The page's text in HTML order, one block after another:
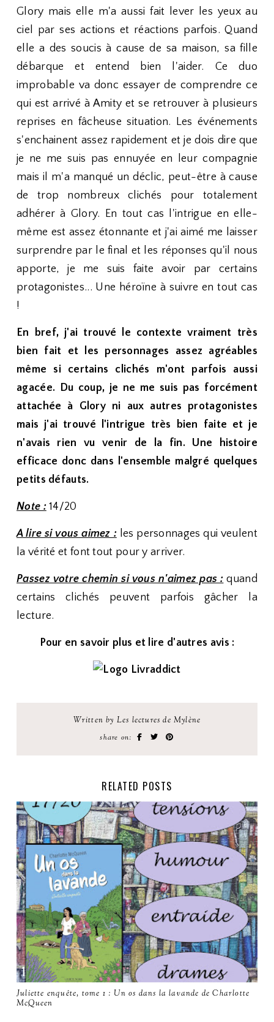
Glory mais elle m'a aussi fait lever les yeux au
ciel par ses actions et réactions parfois. Quand
elle a des soucis à cause de sa maison, sa fille
débarque et entend bien l'aider. Ce duo
improbable va donc essayer de comprendre ce
qui est arrivé à Amity et se retrouver à plusieurs
reprises en fâcheuse situation. Les événements
s'enchainent assez rapidement et je dois dire que
je ne me suis pas ennuyée en leur compagnie
mais il m'a manqué un déclic, peut-être à cause
de trop nombreux clichés pour totalement
adhérer à Glory. En tout cas l'intrigue en elle-
même est assez étonnante et j'ai aimé me laisser
surprendre par le final et les réponses qu'il nous
apporte, je me suis faite avoir par certains
protagonistes... Une héroïne à suivre en tout cas
!
En bref, j'ai trouvé le contexte vraiment très
bien fait et les personnages assez agréables
même si certains clichés m'ont parfois aussi
agacée. Du coup, je ne me suis pas forcément
attachée à Glory ni aux autres protagonistes
mais j'ai trouvé l'intrigue très bien faite et je
n'avais rien vu venir de la fin. Une histoire
efficace donc dans l'ensemble malgré quelques
petits défauts.
Note :14/20
A lire si vous aimez :les personnages qui veulent
la vérité et font tout pour y arriver.
Passez votre chemin si vous n'aimez pas : quand
certains clichés peuvent parfois gâcher la
lecture.
Pour en savoir plus et lire d'autres avis :
Written by Les lectures de Mylène
share on:
RELATED POSTS
Juliette enquête, tome 1 : Un os dans la lavande de Charlotte
McQueen